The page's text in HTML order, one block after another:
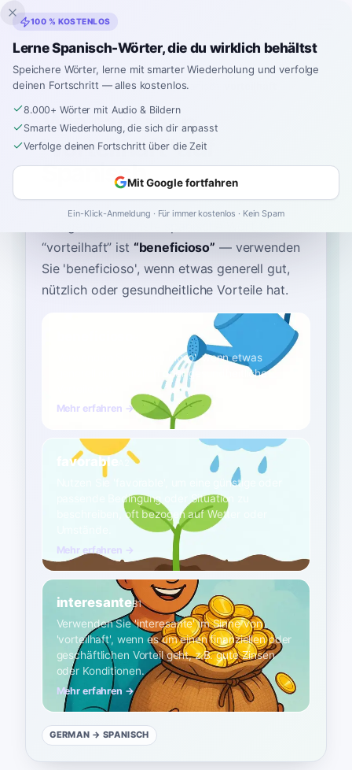
Inklingo
Startseite›Spanisch›German → Spanisch
Wie sagt man
"vorteilhaft" auf
Spanisch
“vorteilhaft” ist “beneficioso” — verwenden
Sie 'beneficioso', wenn etwas generell gut,
nützlich oder gesundheitliche Vorteile hat.
Verwenden Sie 'beneficioso', wenn etwas
generell gut, nützlich oder gesundheitliche
Mehr erfahren →
favorable
Nutzen Sie 'favorable', um eine günstige oder
passende Bedingung oder Situation zu
beschreiben, oft bezogen auf Wetter oder
Mehr erfahren →
interesanteB1
Verwenden Sie 'interesante' im Sinne von
'vorteilhaft', wenn es um einen finanziellen oder
geschäftlichen Vorteil geht, z.B. gute Zinsen
oder Konditionen.
Mehr erfahren →
GERMAN → SPANISCH
100 % KOSTENLOS
Lerne Spanisch-Wörter, die du wirklich behältst
Speichere Wörter, lerne mit smarter Wiederholung und verfolge
deinen Fortschritt — alles kostenlos.
8.000+ Wörter mit Audio & Bildern
Smarte Wiederholung, die sich dir anpasst
Verfolge deinen Fortschritt über die Zeit
Mit Google fortfahren
Ein-Klick-Anmeldung · Für immer kostenlos · Kein Spam